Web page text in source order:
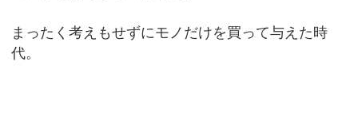
まったく考えもせずにモノだけを買って与えた時
代。